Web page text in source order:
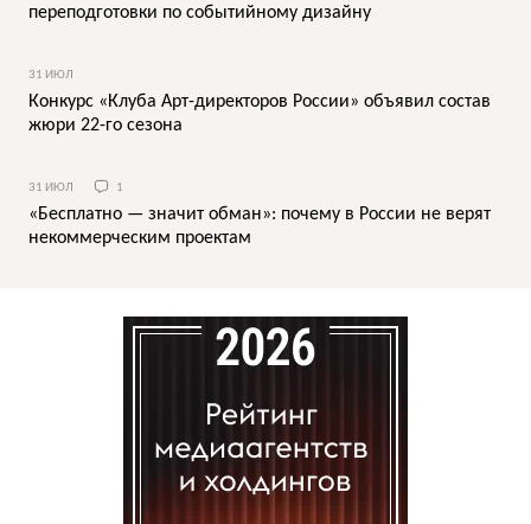
переподготовки по событийному дизайну
31 ИЮЛ
Конкурс «Клуба Арт-директоров России» объявил состав
жюри 22-го сезона
31 ИЮЛ 1
«Бесплатно — значит обман»: почему в России не верят
некоммерческим проектам